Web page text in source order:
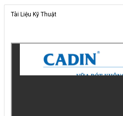
Tài Liệu Kỹ Thuật